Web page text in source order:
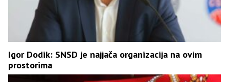
Igor Dodik: SNSD je najjača organizacija na ovim
prostorima